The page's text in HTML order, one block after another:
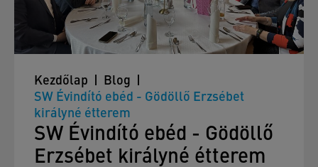
Kezdőlap
Blog
SW Évindító ebéd - Gödöllő Erzsébet
királyné étterem
SW Évindító ebéd - Gödöllő
Erzsébet királyné étterem